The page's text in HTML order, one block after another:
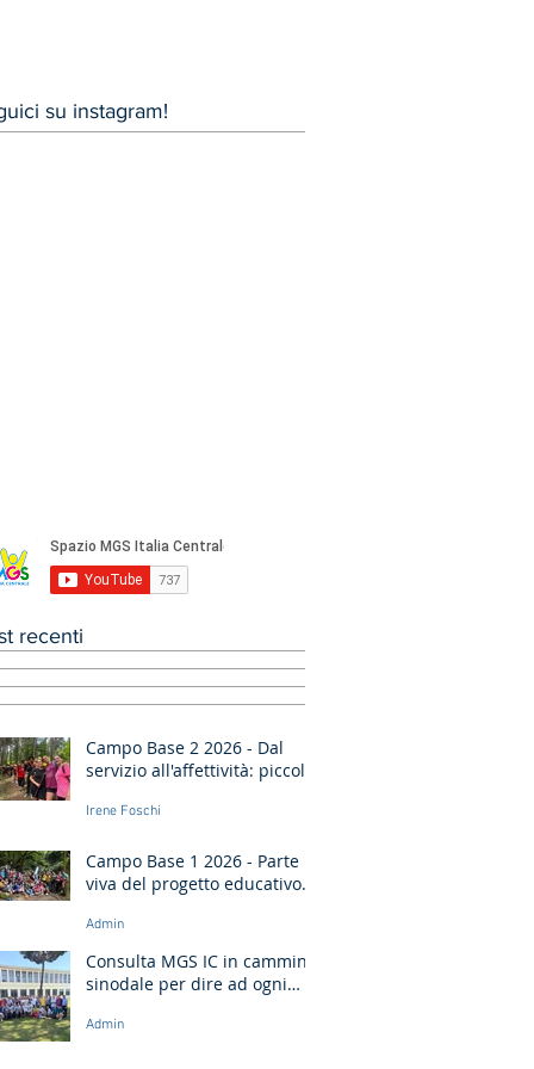
su instagram!
recenti
Campo Base 2 2026 - Dal
servizio all'affettività: piccoli
Irene Foschi
Campo Base 1 2026 - Parte
viva del progetto educativo
Admin
Consulta MGS IC in cammino
sinodale per dire ad ogni
Alzati!”
Admin